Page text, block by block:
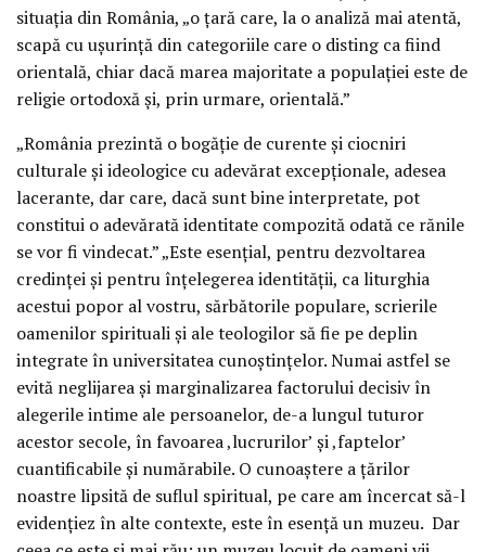
situația din România, „o țară care, la o analiză mai atentă,
scapă cu ușurință din categoriile care o disting ca fiind
orientală, chiar dacă marea majoritate a populației este de
religie ortodoxă și, prin urmare, orientală.”
„România prezintă o bogăție de curente și ciocniri
culturale și ideologice cu adevărat excepționale, adesea
lacerante, dar care, dacă sunt bine interpretate, pot
constitui o adevărată identitate compozită odată ce rănile
se vor fi vindecat.” „Este esențial, pentru dezvoltarea
credinței și pentru înțelegerea identității, ca liturghia
acestui popor al vostru, sărbătorile populare, scrierile
oamenilor spirituali și ale teologilor să fie pe deplin
integrate în universitatea cunoștințelor. Numai astfel se
evită neglijarea și marginalizarea factorului decisiv în
alegerile intime ale persoanelor, de-a lungul tuturor
acestor secole, în favoarea ‚lucrurilor’ și ‚faptelor’
cuantificabile și numărabile. O cunoaștere a țărilor
noastre lipsită de suflul spiritual, pe care am încercat să-l
evidențiez în alte contexte, este în esență un muzeu. Dar